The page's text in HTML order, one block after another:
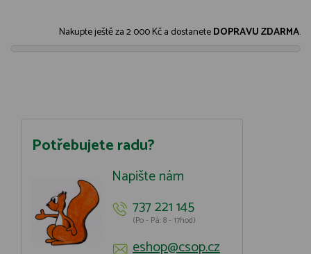
Nakupte ještě za2 000 Kča dostaneteDOPRAVU ZDARMA.
Potřebujete radu?
Napište nám
737 221 145
(Po - Pá: 8 - 17hod)
eshop@csop.cz